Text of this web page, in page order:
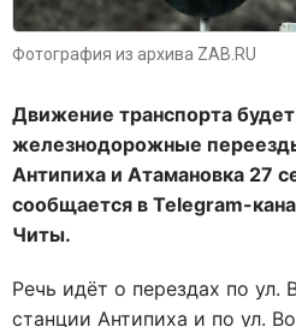
Фотография из архива ZAB.RU
Движение транспорта
железнодорожные
Антипиха и Атамановка 27
сообщается в Telegram-
Читы.
Речь идёт о перездах по ул.
станции Антипиха и по ул.